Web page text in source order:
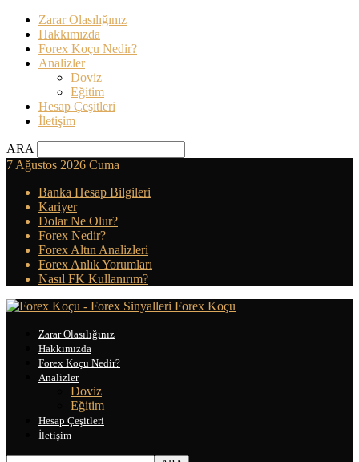
Zarar Olasılığınız
Hakkımızda
Forex Koçu Nedir?
Analizler
Doviz
Eğitim
Hesap Çeşitleri
İletişim
ARA
7 Ağustos 2026 Cuma
Banka Hesap Bilgileri
Kariyer
Dolar Ne Olur?
Forex Nedir?
Forex Altın Analizleri
Forex Anlık Yorumları
Nasıl FK Kullanırım?
Forex Koçu
Zarar Olasılığınız
Hakkımızda
Forex Koçu Nedir?
Analizler
Doviz
Eğitim
Hesap Çeşitleri
İletişim